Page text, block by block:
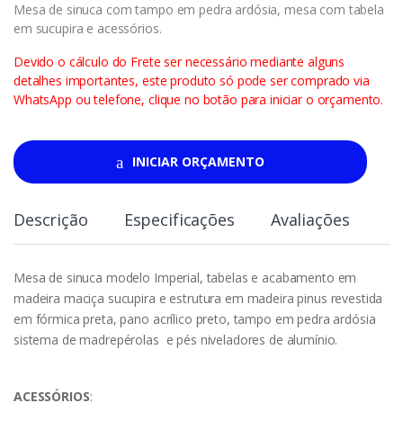
Mesa de sinuca com tampo em pedra ardósia, mesa com tabela
em sucupira e acessórios.
Devido o cálculo do Frete ser necessário mediante alguns
detalhes importantes, este produto só pode ser comprado via
WhatsApp ou telefone, clique no botão para iniciar o orçamento.
INICIAR ORÇAMENTO
Descrição Especificações Avaliações
Mesa de sinuca modelo Imperial, tabelas e acabamento em
madeira maciça sucupira e estrutura em madeira pinus revestida
em fórmica preta, pano acrílico preto, tampo em pedra ardósia
sistema de madrepérolas e pés niveladores de alumínio.
ACESSÓRIOS: